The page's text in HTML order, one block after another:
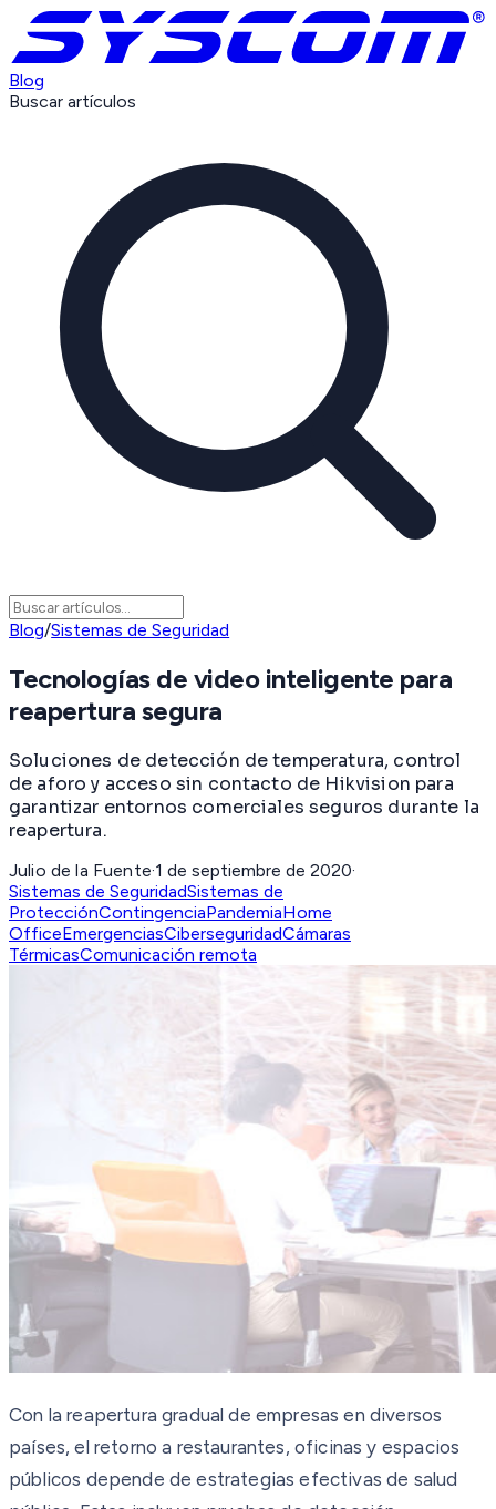
Blog
Buscar artículos
Blog/Sistemas de Seguridad
Tecnologías de video inteligente para
reapertura segura
Soluciones de detección de temperatura, control
de aforo y acceso sin contacto de Hikvision para
garantizar entornos comerciales seguros durante la
reapertura.
Julio de la Fuente·1 de septiembre de 2020·
Sistemas de SeguridadSistemas de
ProtecciónContingenciaPandemiaHome
OfficeEmergenciasCiberseguridadCámaras
TérmicasComunicación remota
Con la reapertura gradual de empresas en diversos
países, el retorno a restaurantes, oficinas y espacios
públicos depende de estrategias efectivas de salud